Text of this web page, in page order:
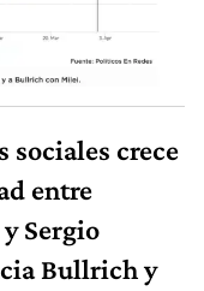
sociales crece
entre
Sergio
Bullrich y